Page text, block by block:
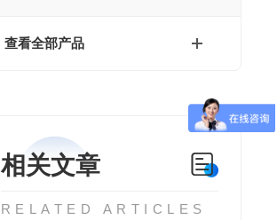
查看全部产品
相关文章
RELATED ARTICLES